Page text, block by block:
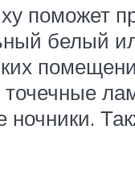
поможет
белый
точечные